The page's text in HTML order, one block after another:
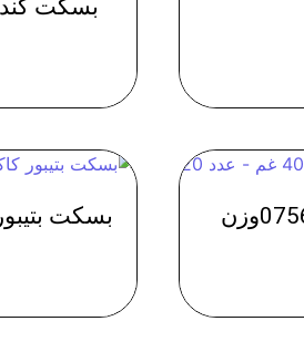
بسكت دايجستيف الاصلي - 0756وزن